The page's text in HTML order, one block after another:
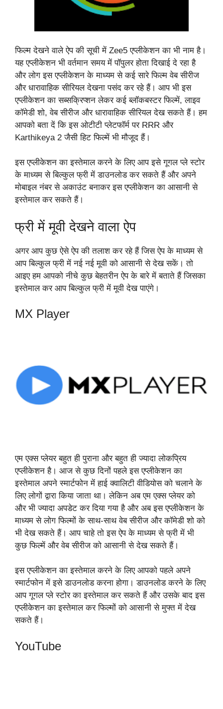
फिल्म देखने वाले ऐप की सूची में Zee5 एप्लीकेशन का भी नाम है।
यह एप्लीकेशन भी वर्तमान समय में पॉपुलर होता दिखाई दे रहा है
और लोग इस एप्लीकेशन के माध्यम से कई सारे फिल्म वेब सीरीज
और धारावाहिक सीरियल देखना पसंद कर रहे हैं। आप भी इस
एप्लीकेशन का सब्सक्रिप्शन लेकर कई ब्लॉकबस्टर फिल्में, लाइव
कॉमेडी शो, वेब सीरीज और धारावाहिक सीरियल देख सकते हैं। हम
आपको बता दें कि इस ओटीटी प्लेटफॉर्म पर RRR‌ और
Karthikeya 2 जैसी हिट फिल्में भी मौजूद हैं।
इस एप्लीकेशन का इस्तेमाल करने के लिए आप इसे गूगल प्ले स्टोर
के माध्यम से बिल्कुल फ्री में डाउनलोड कर सकते हैं और अपने
मोबाइल नंबर से अकाउंट बनाकर इस एप्लीकेशन का आसानी से
इस्तेमाल कर सकते हैं।
फ्री में मूवी देखने वाला ऐप
अगर आप कुछ ऐसे ऐप की तलाश कर रहे हैं जिस ऐप के माध्यम से
आप बिल्कुल फ्री में नई नई मूवी को आसानी से देख सकें। तो
आइए हम आपको नीचे कुछ बेहतरीन ऐप के बारे में बताते हैं जिसका
इस्तेमाल कर आप बिल्कुल फ्री में मूवी देख पाएंगे।
MX Player
एम एक्स प्लेयर बहुत ही पुराना और बहुत ही ज्यादा लोकप्रिय
एप्लीकेशन है। आज से कुछ दिनों पहले इस एप्लीकेशन का
इस्तेमाल अपने स्मार्टफोन में हाई क्वालिटी वीडियोस को चलाने के
लिए लोगों द्वारा किया जाता था। लेकिन अब एम एक्स प्लेयर को
और भी ज्यादा अपडेट कर दिया गया है और अब इस एप्लीकेशन के
माध्यम से लोग फिल्मों के साथ-साथ वेब सीरीज और कॉमेडी शो को
भी देख सकते हैं। आप चाहे तो इस ऐप के माध्यम से फ्री में भी
कुछ फिल्में और वेब सीरीज को आसानी से देख सकते हैं।
इस एप्लीकेशन का इस्तेमाल करने के लिए आपको पहले अपने
स्मार्टफोन में इसे डाउनलोड करना होगा। डाउनलोड करने के लिए
आप गूगल प्ले स्टोर का इस्तेमाल कर सकते हैं और उसके बाद इस
एप्लीकेशन का इस्तेमाल कर फिल्मों को आसानी से मुफ्त में देख
सकते हैं।
YouTube